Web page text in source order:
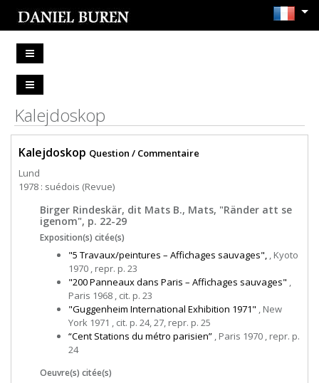
Kalejdoskop
Kalejdoskop Question / Commentaire
Lund
1978 : suédois (Revue)
Birger Rindeskär, dit Mats B., Mats, "Ränder att se
igenom", p. 22-29
Exposition(s) citée(s)
"5 Travaux/peintures – Affichages sauvages", , Kyoto
1970 , repr. p. 23
"200 Panneaux dans Paris – Affichages sauvages" ,
Paris 1968 , cit. p. 23
"Guggenheim International Exhibition 1971" , New
York 1971 , cit. p. 24, 27, repr. p. 25
“Cent Stations du métro parisien” , Paris 1970 , repr. p.
24
Oeuvre(s) citée(s)